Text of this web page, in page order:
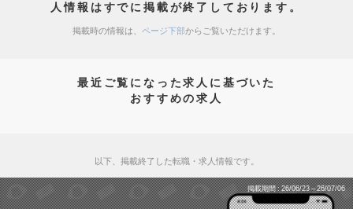
人情報はすでに掲載が終了しております。
掲載時の情報は、 ページ下部からご覧いただけます。
最近ご覧になった求人に基づいた
おすすめの求人
以下、掲載終了した転職・求人情報です。
掲載期間 26/06/23～26/07/06